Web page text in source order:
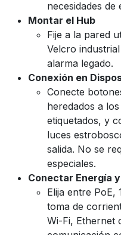
necesidades de
Montar el Hub
Fije a la pared
Velcro
alarma legado.
Conexión en
Conecte
heredados a
etiquetados, y
luces
salida. No se
especiales.
Conectar Energía y
Elija entre PoE,
toma de
Wi-Fi, Ethernet